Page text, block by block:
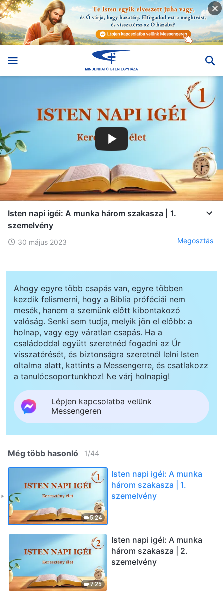
Isten napi igéi: A munka három szakasza | 1.
szemelvény
30 május 2023 Megosztás
Ahogy egyre több csapás van, egyre többen
kezdik felismerni, hogy a Biblia próféciái nem
mesék, hanem a szemünk előtt kibontakozó
valóság. Senki sem tudja, melyik jön el előbb: a
holnap, vagy egy váratlan csapás. Ha a
családoddal együtt szeretnéd fogadni az Úr
visszatérését, és biztonságra szeretnél lelni Isten
oltalma alatt, kattints a Messengerre, és csatlakozz
a tanulócsoportunkhoz! Ne várj holnapig!
Lépjen kapcsolatba velünk
Messengeren
Még több hasonló 1/44
5:24
Isten napi igéi: A munka
három szakasza | 1.
szemelvény
7:25
Isten napi igéi: A munka
három szakasza | 2.
szemelvény